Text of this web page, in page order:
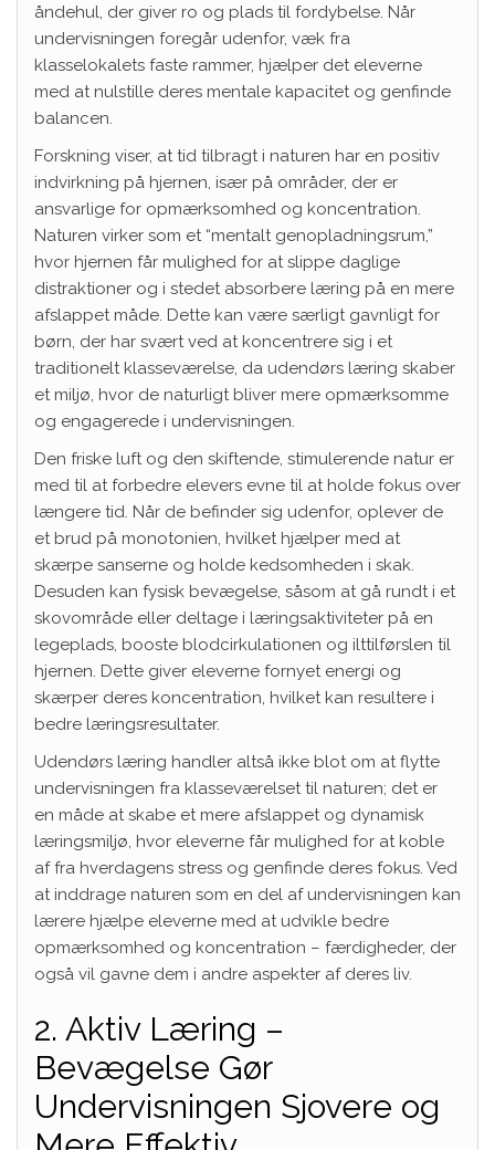
åndehul, der giver ro og plads til fordybelse. Når
undervisningen foregår udenfor, væk fra
klasselokalets faste rammer, hjælper det eleverne
med at nulstille deres mentale kapacitet og genfinde
balancen.
Forskning viser, at tid tilbragt i naturen har en positiv
indvirkning på hjernen, især på områder, der er
ansvarlige for opmærksomhed og koncentration.
Naturen virker som et “mentalt genopladningsrum,”
hvor hjernen får mulighed for at slippe daglige
distraktioner og i stedet absorbere læring på en mere
afslappet måde. Dette kan være særligt gavnligt for
børn, der har svært ved at koncentrere sig i et
traditionelt klasseværelse, da udendørs læring skaber
et miljø, hvor de naturligt bliver mere opmærksomme
og engagerede i undervisningen.
Den friske luft og den skiftende, stimulerende natur er
med til at forbedre elevers evne til at holde fokus over
længere tid. Når de befinder sig udenfor, oplever de
et brud på monotonien, hvilket hjælper med at
skærpe sanserne og holde kedsomheden i skak.
Desuden kan fysisk bevægelse, såsom at gå rundt i et
skovområde eller deltage i læringsaktiviteter på en
legeplads, booste blodcirkulationen og ilttilførslen til
hjernen. Dette giver eleverne fornyet energi og
skærper deres koncentration, hvilket kan resultere i
bedre læringsresultater.
Udendørs læring handler altså ikke blot om at flytte
undervisningen fra klasseværelset til naturen; det er
en måde at skabe et mere afslappet og dynamisk
læringsmiljø, hvor eleverne får mulighed for at koble
af fra hverdagens stress og genfinde deres fokus. Ved
at inddrage naturen som en del af undervisningen kan
lærere hjælpe eleverne med at udvikle bedre
opmærksomhed og koncentration – færdigheder, der
også vil gavne dem i andre aspekter af deres liv.
2. Aktiv Læring –
Bevægelse Gør
Undervisningen Sjovere og